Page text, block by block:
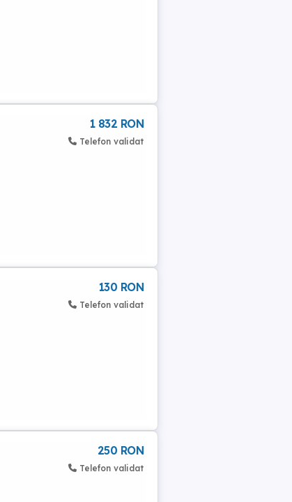
1 832 RON
Telefon validat
130 RON
Telefon validat
250 RON
Telefon validat